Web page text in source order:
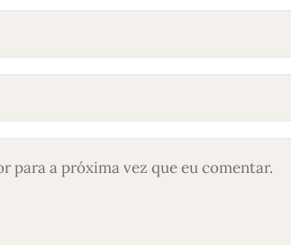
para a próxima vez que eu comentar.